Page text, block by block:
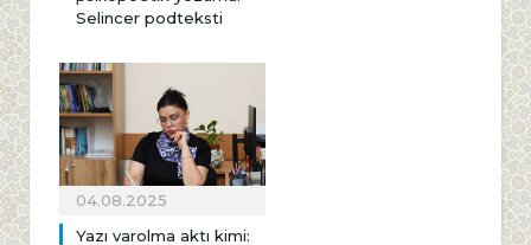
Selincer podteksti
04.08.2025
Yazı varolma aktı kimi: